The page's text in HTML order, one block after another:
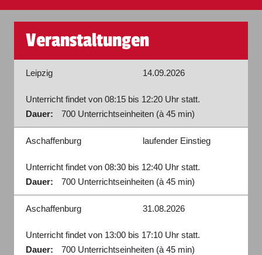
Veranstaltungen
Aschaffenburg laufender Einstieg
Unterricht findet von 08:30 bis 12:40 Uhr statt.
Dauer:
700 Unterrichtseinheiten (à 45 min)
Aschaffenburg 31.08.2026
Unterricht findet von 13:00 bis 17:10 Uhr statt.
Dauer:
700 Unterrichtseinheiten (à 45 min)
Leipzig 14.09.2026
Unterricht findet von 08:15 bis 12:20 Uhr statt.
Dauer:
700 Unterrichtseinheiten (à 45 min)